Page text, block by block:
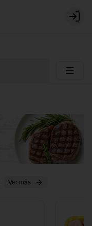
Login
Ver más